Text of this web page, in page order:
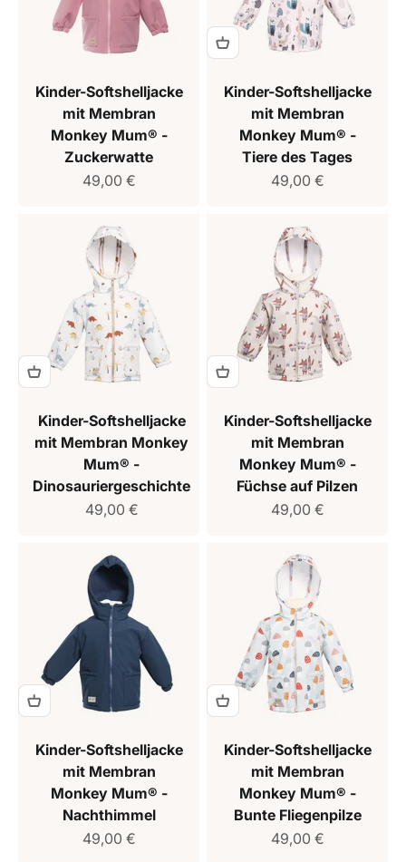
Kinder-Softshelljacke
mit Membran
Monkey Mum® -
Zuckerwatte
Verkaufspreis
49,00 €
Kinder-Softshelljacke
mit Membran
Monkey Mum® -
Tiere des Tages
Verkaufspreis
49,00 €
Kinder-Softshelljacke
mit Membran Monkey
Mum® -
Dinosauriergeschichte
Verkaufspreis
49,00 €
Kinder-Softshelljacke
mit Membran
Monkey Mum® -
Füchse auf Pilzen
Verkaufspreis
49,00 €
Kinder-Softshelljacke
mit Membran
Monkey Mum® -
Nachthimmel
Verkaufspreis
49,00 €
Kinder-Softshelljacke
mit Membran
Monkey Mum® -
Bunte Fliegenpilze
Verkaufspreis
49,00 €